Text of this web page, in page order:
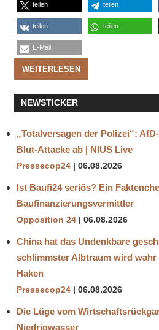
teilen teilen
teilen teilen
E-Mail
WEITERLESEN
NEWSTICKER
„Totalversagen der Polizei“:
Blut-Attacke ab | NIUS Live
Pressecop24 06.08.2026
Ist Baufi24 seriös? Ein
Baufinanzierungsvermittler
Opposition 24 06.08.2026
China hat das Undenkbare
schlimmster Albtraum wird wahr
Haken
Pressecop24 06.08.2026
Die Lüge vom
Niedrigwasser